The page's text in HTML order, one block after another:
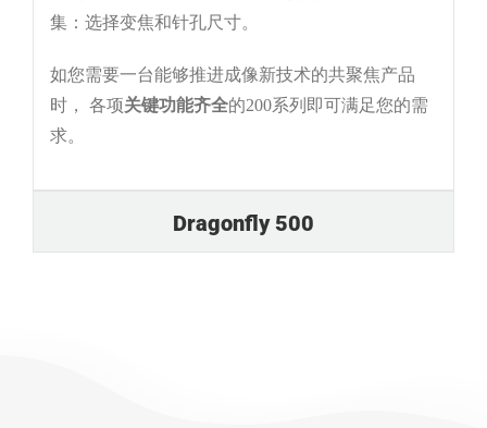
集：选择变焦和针孔尺寸。
如您需要一台能够推进成像新技术的共聚焦产品
时， 各项关键功能齐全的200系列即可满足您的需
求。
Dragonfly 500